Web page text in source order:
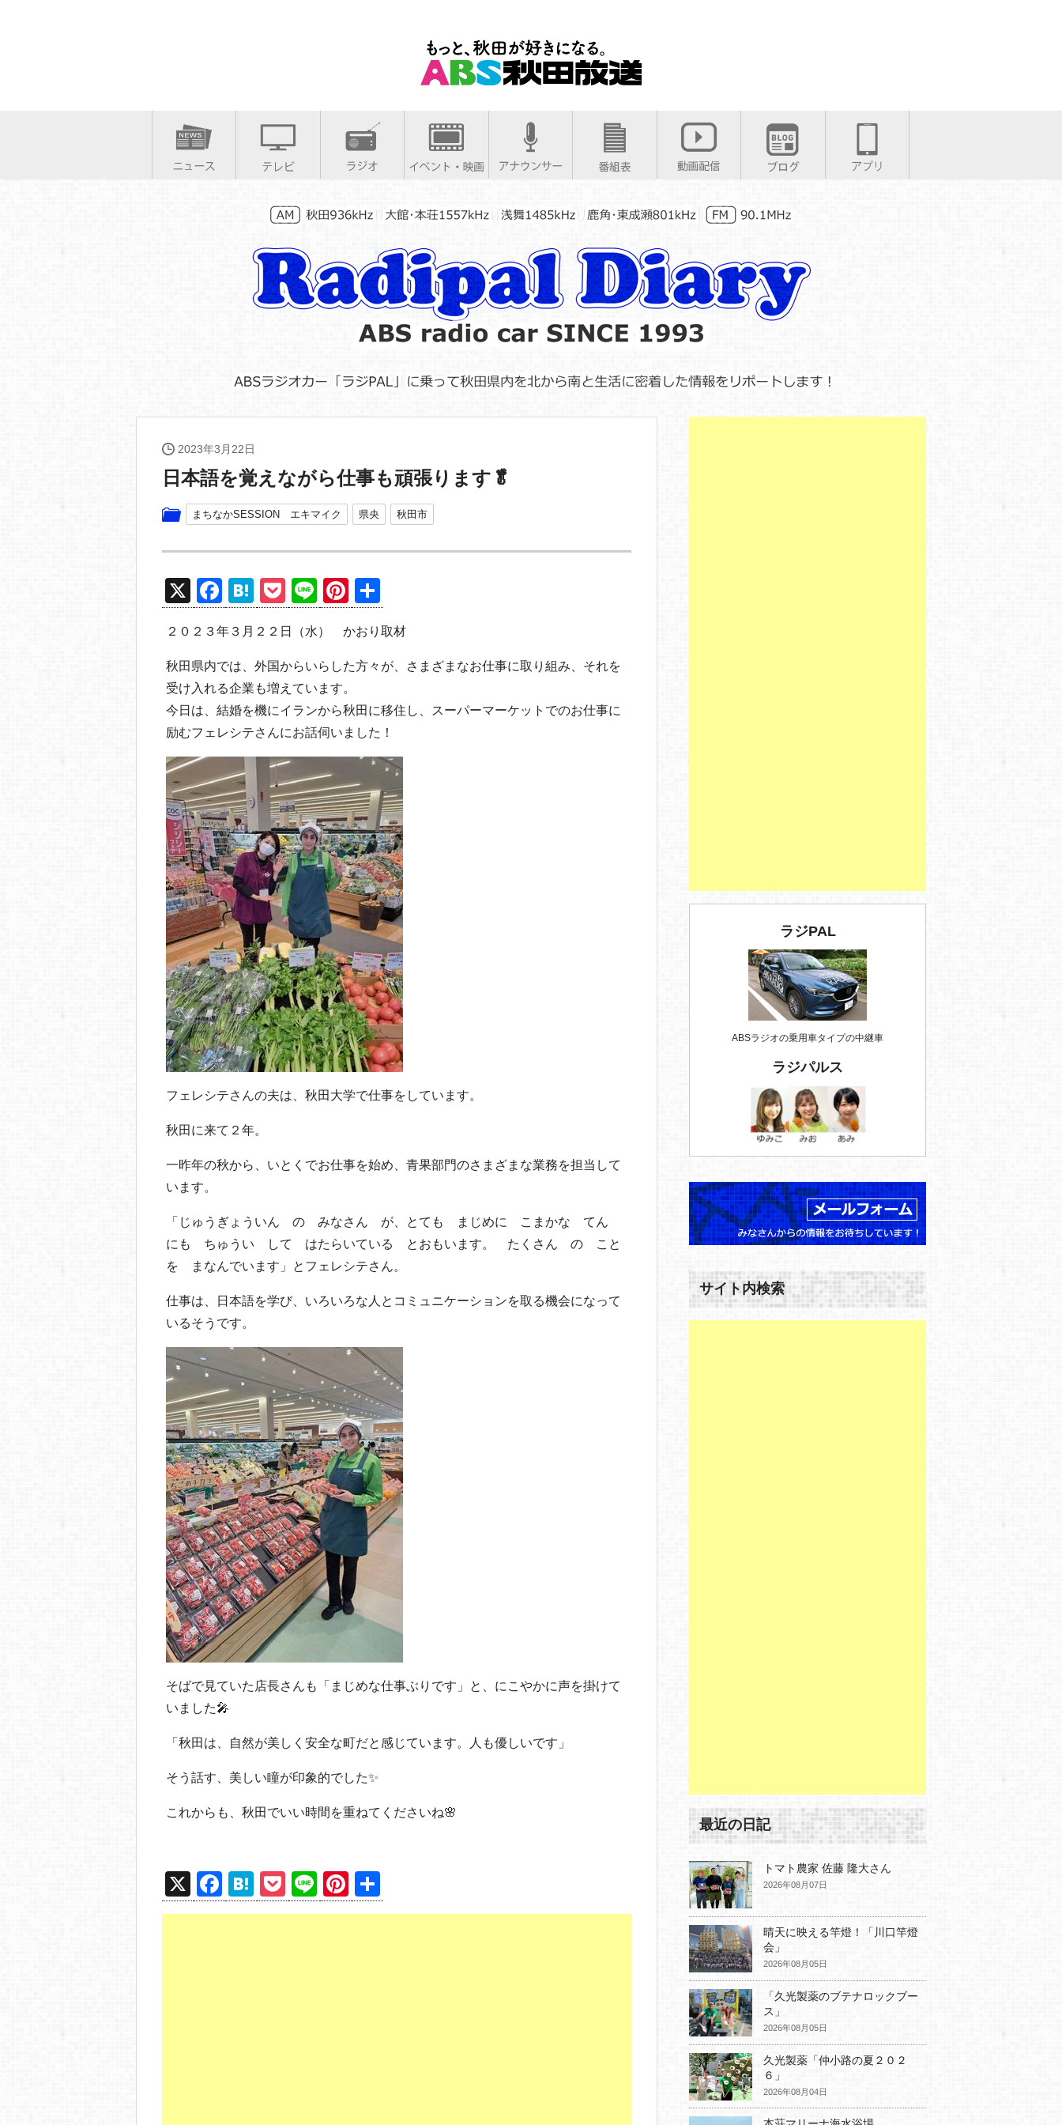
2023年3月22日
日本語を覚えながら仕事も頑張ります🥬
まちなかSESSION エキマイク 県央 秋田市
X
F
a
c
e
b
o
o
k
H
at
e
n
a
P
o
ck
et
Li
n
e
Pi
nt
er
e
有
２０２３年３月２２日（水） かおり取材
秋田県内では、外国からいらした方々が、さまざまなお仕事に取り組み、それを
受け入れる企業も増えています。
今日は、結婚を機にイランから秋田に移住し、スーパーマーケットでのお仕事に
励むフェレシテさんにお話伺いました！
フェレシテさんの夫は、秋田大学で仕事をしています。
秋田に来て２年。
一昨年の秋から、いとくでお仕事を始め、青果部門のさまざまな業務を担当して
います。
「じゅうぎょういん の みなさん が、とても まじめに こまかな てん
にも ちゅうい して はたらいている とおもいます。 たくさん の こと
を まなんでいます」とフェレシテさん。
仕事は、日本語を学び、いろいろな人とコミュニケーションを取る機会になって
いるそうです。
そばで見ていた店長さんも「まじめな仕事ぶりです」と、にこやかに声を掛けて
いました🎤
「秋田は、自然が美しく安全な町だと感じています。人も優しいです」
そう話す、美しい瞳が印象的でした✨
これからも、秋田でいい時間を重ねてくださいね🌸
X
F
a
H
at
P
o
Li
n
Pi
nt 有
ラジPAL
ABSラジオの乗用車タイプの中継車
ラジパルス
サイト内検索
最近の日記
トマト農家 佐藤 隆大さん
2026年08月07日
晴天に映える竿燈！「川口竿燈
会」
2026年08月05日
「久光製薬のブテナロックブー
ス」
2026年08月05日
久光製薬「仲小路の夏２０２
６」
2026年08月04日